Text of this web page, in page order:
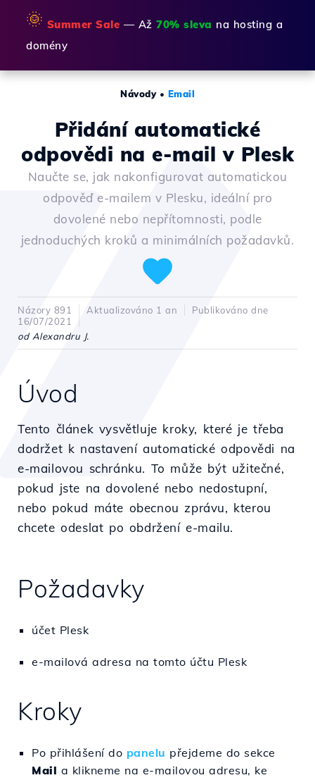
🌞 Summer Sale — Až 70% sleva na hosting a
domény
Návody• Email
Přidání automatické
odpovědi na e-mail v Plesk
Naučte se, jak nakonfigurovat automatickou
odpověď e-mailem v Plesku, ideální pro
dovolené nebo nepřítomnosti, podle
jednoduchých kroků a minimálních požadavků.
Názory 891 Aktualizováno 1 an
Publikováno dne
16/07/2021
od Alexandru J.
Úvod
Tento článek vysvětluje kroky, které je třeba
dodržet k nastavení automatické odpovědi na
e-mailovou schránku. To může být užitečné,
pokud jste na dovolené nebo nedostupní,
nebo pokud máte obecnou zprávu, kterou
chcete odeslat po obdržení e-mailu.
Požadavky
účet Plesk
e-mailová adresa na tomto účtu Plesk
Kroky
Po přihlášení do panelu přejdeme do sekce
Mail a klikneme na e-mailovou adresu, ke